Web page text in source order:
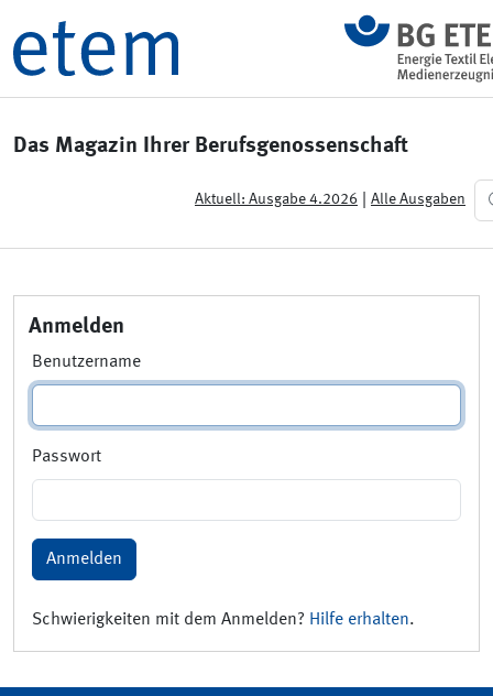
Das Magazin Ihrer Berufsgenossenschaft
Aktuell: Ausgabe 4.2026 Alle Ausgaben
Anmelden
Benutzername
Passwort
Anmelden
Schwierigkeiten mit dem Anmelden? Hilfe erhalten.